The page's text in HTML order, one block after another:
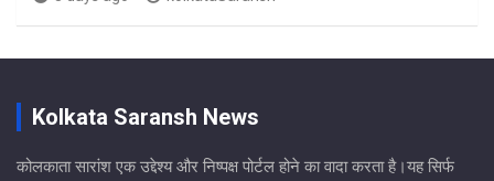
Kolkata Saransh News
कोलकाता सारांश एक उद्देश्य और निष्पक्ष पोर्टल होने का वादा करता है।यह सिर्फ